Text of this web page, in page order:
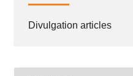
Divulgation articles